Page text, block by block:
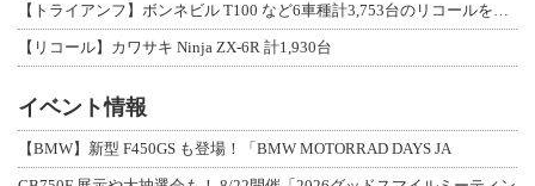
【トライアンフ】ボンネビル T100 など6車種計3,753台のリコールを発表
【リコール】カワサキ Ninja ZX-6R 計1,930台
イベント情報
【BMW】新型 F450GS も登場！「BMW MOTORRAD DAYS JA